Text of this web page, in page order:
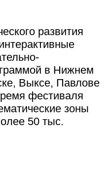
развития
в Нижнем
Выксе, Павлове
фестиваля
зоны
50 тыс.